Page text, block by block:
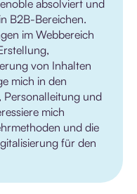
absolviert und
B2B-Bereichen.
im Webbereich
von Inhalten
mich in den
Personalleitung und
mich
und die
für den